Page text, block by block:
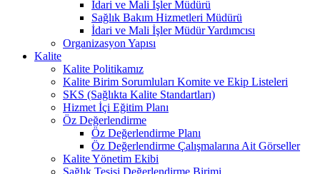
İdari ve Mali İşler Müdürü
Sağlık Bakım Hizmetleri Müdürü
İdari ve Mali İşler Müdür Yardımcısı
Organizasyon Yapısı
Kalite
Kalite Politikamız
Kalite Birim Sorumluları Komite ve Ekip Listeleri
SKS (Sağlıkta Kalite Standartları)
Hizmet İçi Eğitim Planı
Öz Değerlendirme
Öz Değerlendirme Planı
Öz Değerlendirme Çalışmalarına Ait Görseller
Kalite Yönetim Ekibi
Sağlık Tesisi Değerlendirme Birimi